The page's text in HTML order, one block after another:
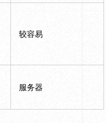
较容易
服务器